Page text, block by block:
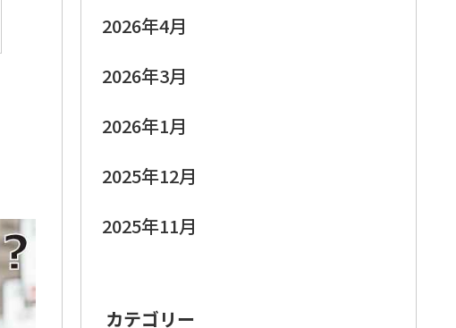
2026年4月
2026年3月
2026年1月
2025年12月
2025年11月
カテゴリー